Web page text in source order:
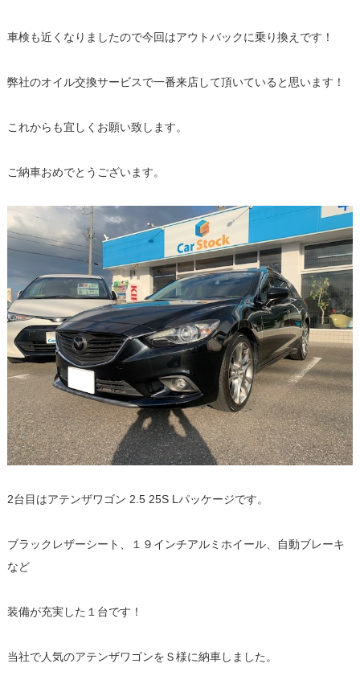
車検も近くなりましたので今回はアウトバックに乗り換えです！
弊社のオイル交換サービスで一番来店して頂いていると思います！
これからも宜しくお願い致します。
ご納車おめでとうございます。
2台目はアテンザワゴン 2.5 25S Lパッケージです。
ブラックレザーシート、１９インチアルミホイール、自動ブレーキ
など
装備が充実した１台です！
当社で人気のアテンザワゴンをＳ様に納車しました。